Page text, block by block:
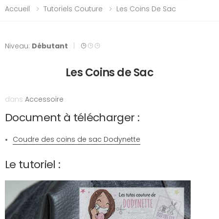
Accueil Tutoriels Couture Les Coins De Sac
Niveau: Débutant
Les Coins de Sac
dans Accessoire
Document à télécharger :
Coudre des coins de sac Dodynette
Le tutoriel :